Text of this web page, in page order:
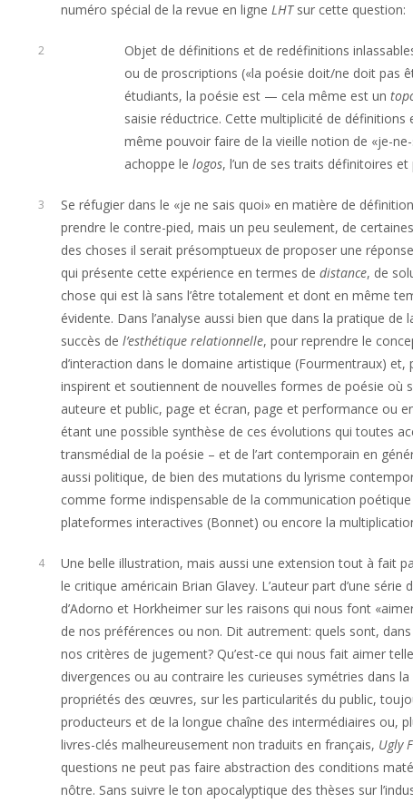
numéro spécial de la revue en ligneLHTsur cette question:
2
Objet de définitions et de redéfinitions
ou de proscriptions («la poésie doit/ne doit pas
étudiants, la poésie est — cela même est un
saisie réductrice. Cette multiplicité de
même pouvoir faire de la vieille notion de «je-
achoppe lelogos, l’un de ses traits définitoires
3
Se réfugier dans le «je ne sais quoi» en matière de
prendre le contre-pied, mais un peu seulement, de
des choses il serait présomptueux de proposer une
qui présente cette expérience en termes dedistance, de
chose qui est là sans l’être totalement et dont en même
évidente. Dans l’analyse aussi bien que dans la pratique
succès del’esthétique relationnelle, pour reprendre le
d’interaction dans le domaine artistique (Fourmentraux)
inspirent et soutiennent de nouvelles formes de poésie
auteure et public, page et écran, page et performance ou
étant une possible synthèse de ces évolutions qui toutes
transmédial de la poésie – et de l’art contemporain en
aussi politique, de bien des mutations du lyrisme
comme forme indispensable de la communication
plateformes interactives (Bonnet) ou encore la
4 Une belle illustration, mais aussi une extension tout à fait
le critique américain Brian Glavey. L’auteur part d’une
d’Adorno et Horkheimer sur les raisons qui nous font
de nos préférences ou non. Dit autrement: quels sont,
nos critères de jugement? Qu’est-ce qui nous fait aimer
divergences ou au contraire les curieuses symétries dans
propriétés des œuvres, sur les particularités du public,
producteurs et de la longue chaîne des intermédiaires ou,
livres-clés malheureusement non traduits en français, Ugly
questions ne peut pas faire abstraction des conditions
nôtre. Sans suivre le ton apocalyptique des thèses sur